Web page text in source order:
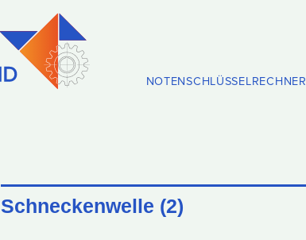
NOTENSCHLÜSSELRECHNER
Schneckenwelle (2)